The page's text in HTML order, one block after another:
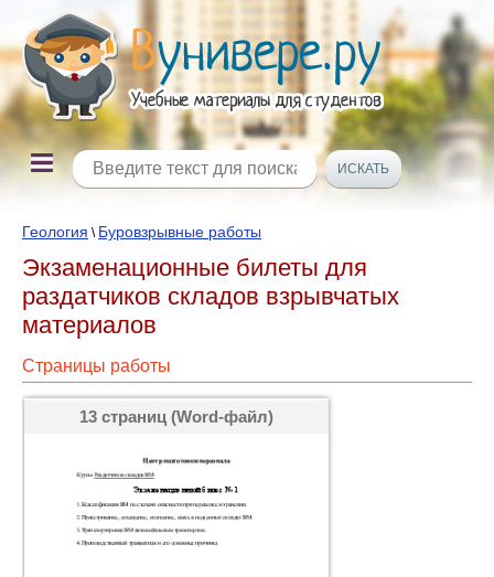
Геология \ Буровзрывные работы
Экзаменационные билеты для
раздатчиков складов взрывчатых
материалов
Страницы работы
13 страниц (Word-файл)